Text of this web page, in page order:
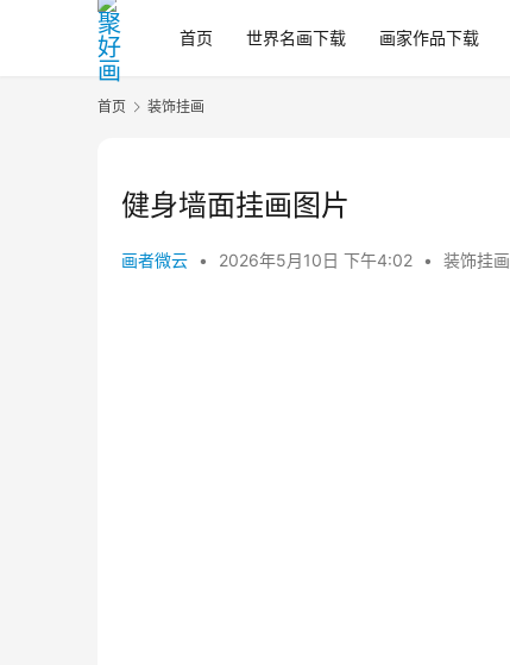
首页 世界名画下载 画家作品下载
首页 装饰挂画
健身墙面挂画图片
画者微云 • 2026年5月10日 下午4:02 • 装饰挂画